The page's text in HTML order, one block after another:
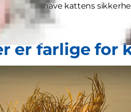
vigtigt at have kattens
er farlige for